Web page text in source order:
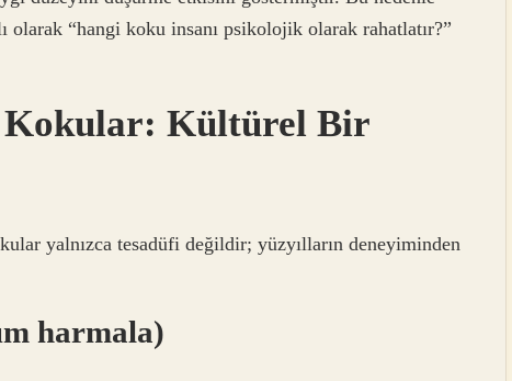
olarak “hangi koku insanı psikolojik olarak rahatlatır?”
Kokular: Kültürel Bir
yalnızca tesadüfi değildir; yüzyılların deneyiminden
harmala)